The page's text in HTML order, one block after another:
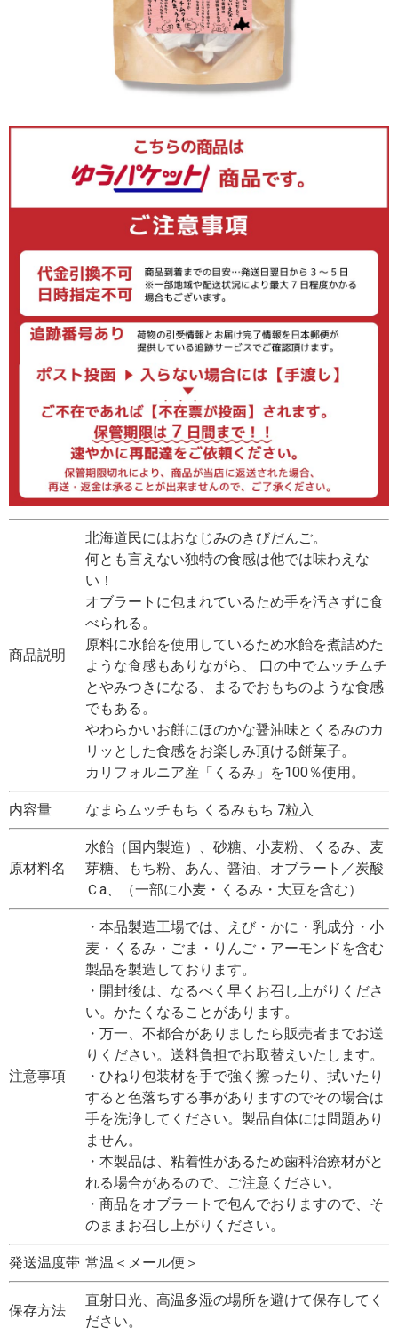
商品説明
北海道民にはおなじみのきびだんご。
何とも言えない独特の食感は他では味わえな
い！
オブラートに包まれているため手を汚さずに食
べられる。
原料に水飴を使用しているため水飴を煮詰めた
ような食感もありながら、 口の中でムッチムチ
とやみつきになる、まるでおもちのような食感
でもある。
やわらかいお餅にほのかな醤油味とくるみのカ
リッとした食感をお楽しみ頂ける餅菓子。
カリフォルニア産「くるみ」を100％使用。
内容量 なまらムッチもち くるみもち 7粒入
原材料名
水飴（国内製造）、砂糖、小麦粉、くるみ、麦
芽糖、もち粉、あん、醤油、オブラート／炭酸
Ｃa、（一部に小麦・くるみ・大豆を含む）
注意事項
・本品製造工場では、えび・かに・乳成分・小
麦・くるみ・ごま・りんご・アーモンドを含む
製品を製造しております。
・開封後は、なるべく早くお召し上がりくださ
い。かたくなることがあります。
・万一、不都合がありましたら販売者までお送
りください。送料負担でお取替えいたします。
・ひねり包装材を手で強く擦ったり、拭いたり
すると色落ちする事がありますのでその場合は
手を洗浄してください。製品自体には問題あり
ません。
・本製品は、粘着性があるため歯科治療材がと
れる場合があるので、ご注意ください。
・商品をオブラートで包んでおりますので、そ
のままお召し上がりください。
発送温度帯 常温＜メール便＞
保存方法
直射日光、高温多湿の場所を避けて保存してく
ださい。